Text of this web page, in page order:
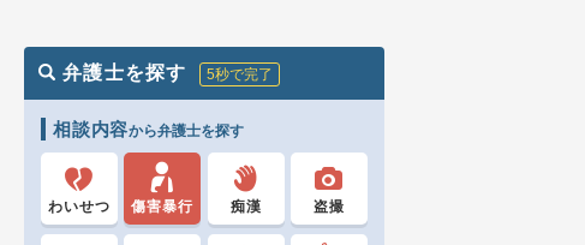
弁護士を探す 5秒で完了
相談内容から弁護士を探す
わいせつ 傷害暴行 痴漢 盗撮